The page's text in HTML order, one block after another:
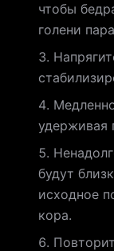
чтобы
голени
удерживая
будут
исходное
кора.